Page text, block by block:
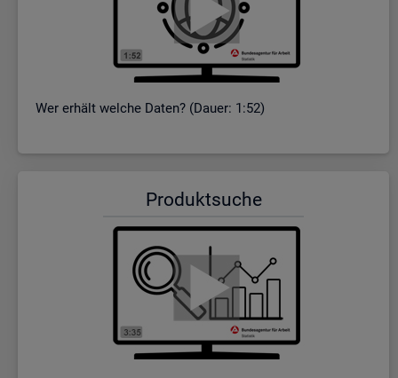
Wer er­hält wel­che Daten? (Dauer: 1:52)
Pro­dukt­su­che